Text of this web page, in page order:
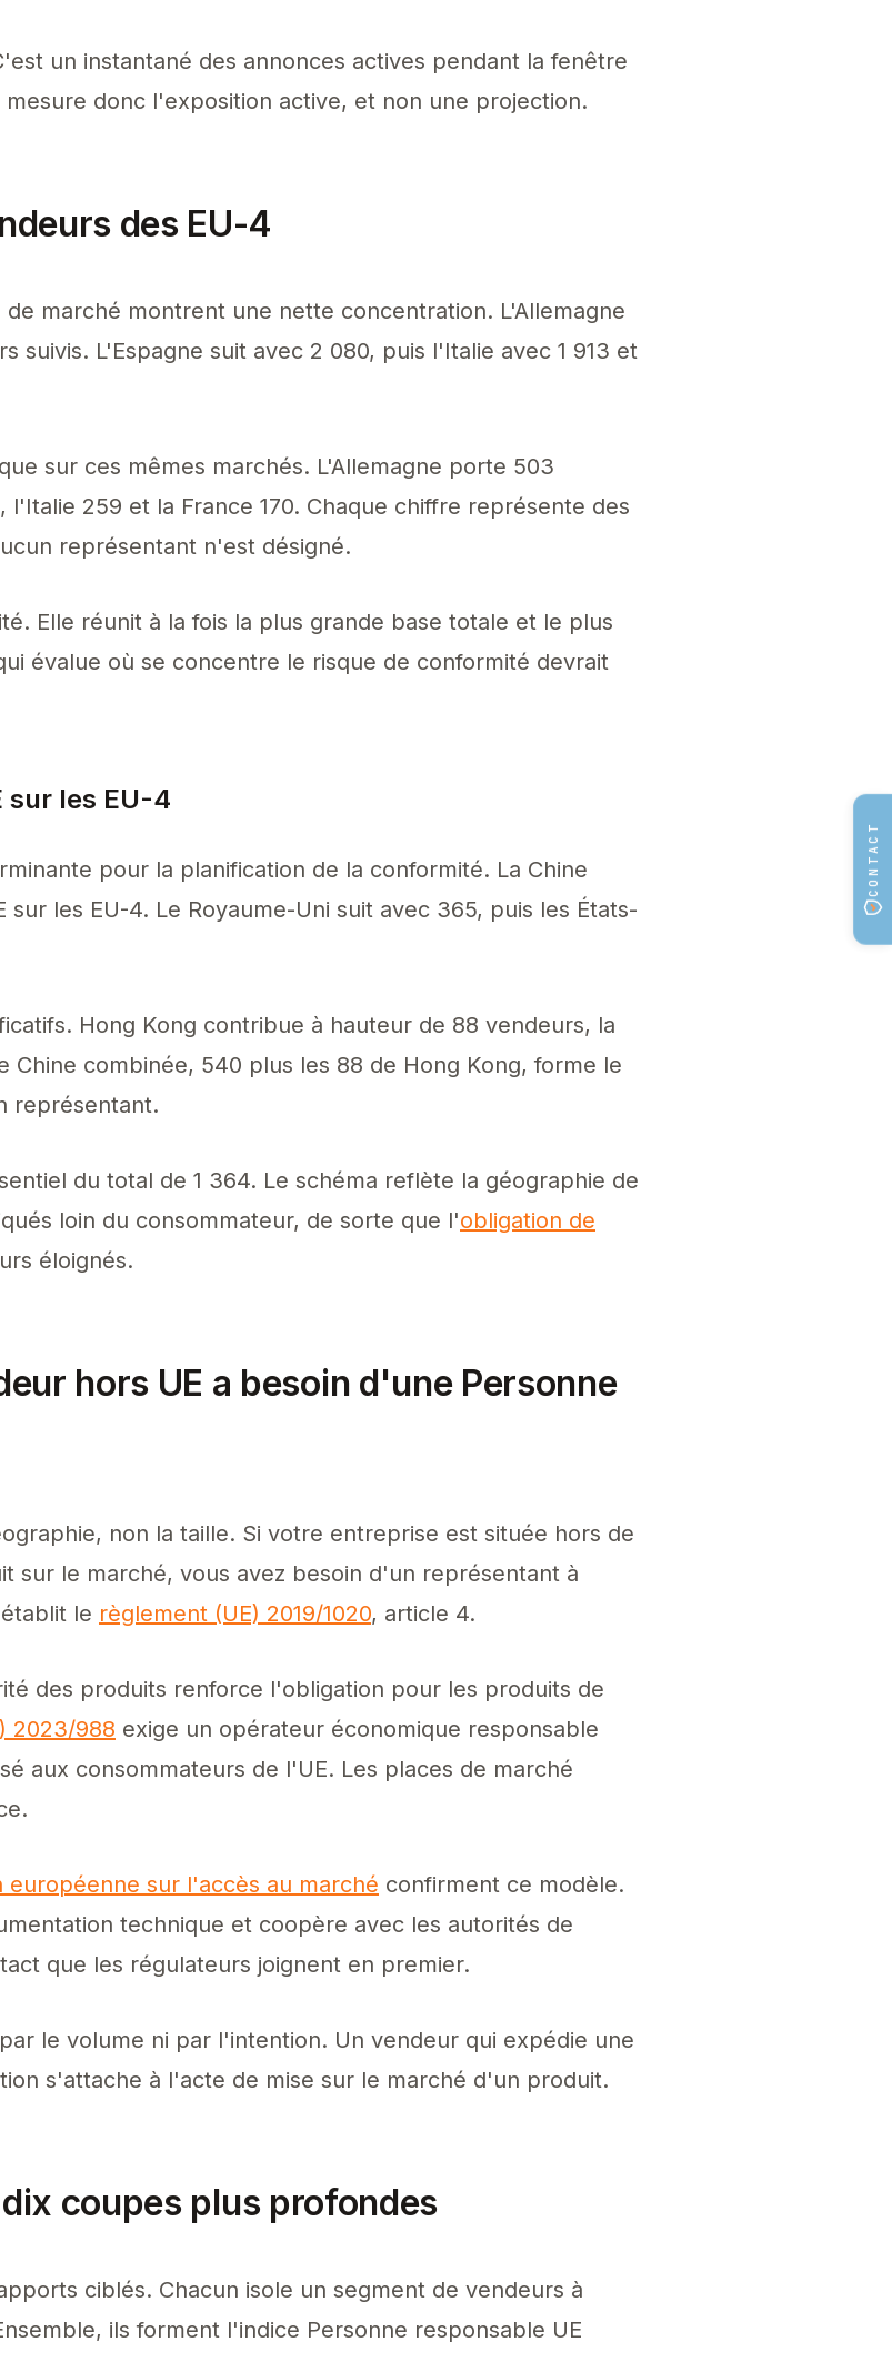
un instantané des annonces actives pendant la fenêtre
donc l'exposition active, et non une projection.
des EU-4
marché montrent une nette concentration. L'Allemagne
suivis. L'Espagne suit avec 2 080, puis l'Italie avec 1 913 et
sur ces mêmes marchés. L'Allemagne porte 503
259 et la France 170. Chaque chiffre représente des
représentant n'est désigné.
Elle réunit à la fois la plus grande base totale et le plus
évalue où se concentre le risque de conformité devrait
sur les EU-4
pour la planification de la conformité. La Chine
les EU-4. Le Royaume-Uni suit avec 365, puis les États-
Hong Kong contribue à hauteur de 88 vendeurs, la
Chine combinée, 540 plus les 88 de Hong Kong, forme le
représentant.
du total de 1 364. Le schéma reflète la géographie de
loin du consommateur, de sorte que l'obligation de
éloignés.
hors UE a besoin d'une Personne
non la taille. Si votre entreprise est située hors de
sur le marché, vous avez besoin d'un représentant à
le règlement (UE) 2019/1020, article 4.
des produits renforce l'obligation pour les produits de
2023/988 exige un opérateur économique responsable
aux consommateurs de l'UE. Les places de marché
européenne sur l'accès au marché confirment ce modèle.
technique et coopère avec les autorités de
que les régulateurs joignent en premier.
le volume ni par l'intention. Un vendeur qui expédie une
s'attache à l'acte de mise sur le marché d'un produit.
coupes plus profondes
ciblés. Chacun isole un segment de vendeurs à
ils forment l'indice Personne responsable UE
CONTACT